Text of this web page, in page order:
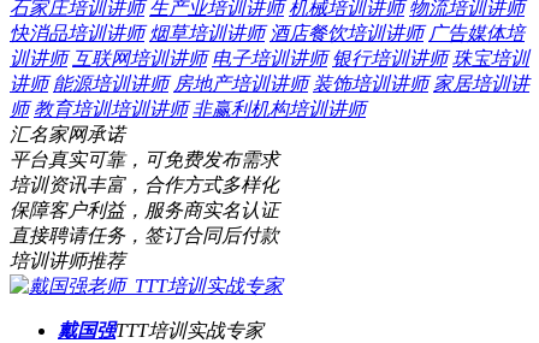
石家庄培训讲师 生产业培训讲师 机械培训讲师 物流培训讲师
快消品培训讲师 烟草培训讲师 酒店餐饮培训讲师 广告媒体培
训讲师 互联网培训讲师 电子培训讲师 银行培训讲师 珠宝培训
讲师 能源培训讲师 房地产培训讲师 装饰培训讲师 家居培训讲
师 教育培训培训讲师 非赢利机构培训讲师
汇名家网承诺
平台真实可靠，可免费发布需求
培训资讯丰富，合作方式多样化
保障客户利益，服务商实名认证
直接聘请任务，签订合同后付款
培训讲师推荐
戴国强TTT培训实战专家